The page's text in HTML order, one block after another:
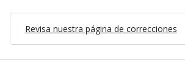
Revisa nuestra página de correcciones